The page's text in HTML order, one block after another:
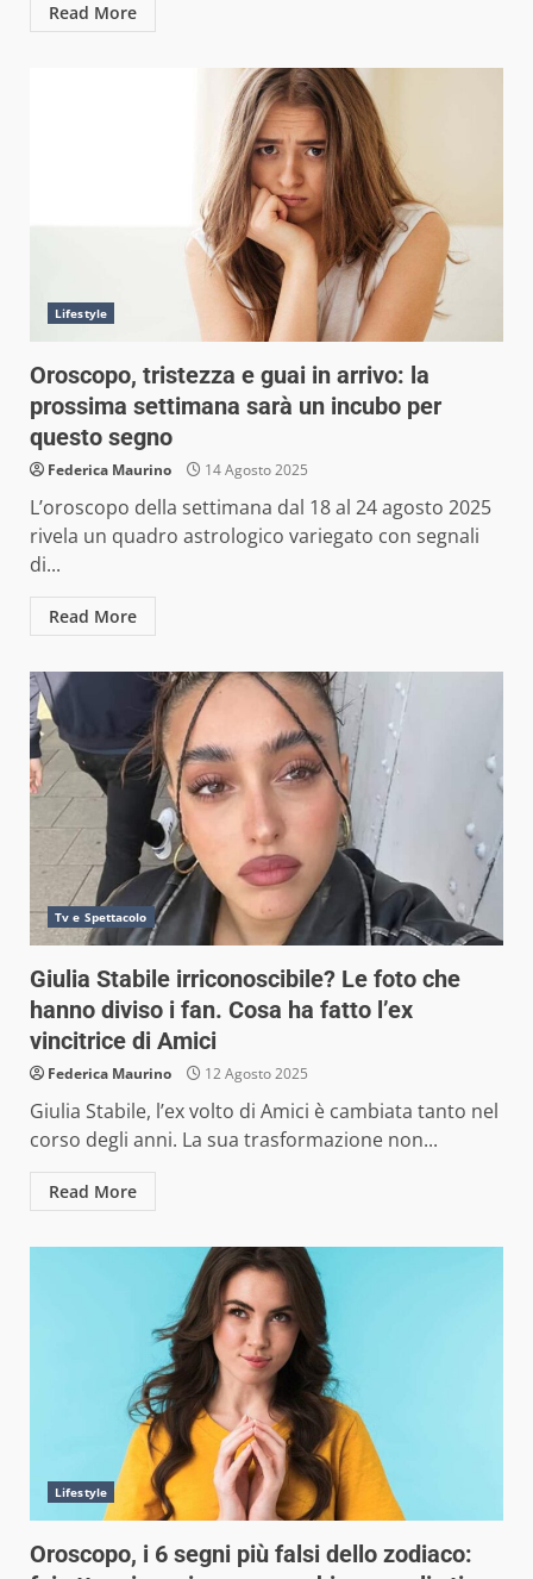
Read More
Lifestyle
Oroscopo, tristezza e guai in arrivo: la
prossima settimana sarà un incubo per
questo segno
Federica Maurino 14 Agosto 2025
L’oroscopo della settimana dal 18 al 24 agosto 2025
rivela un quadro astrologico variegato con segnali
di...
Read More
Tv e Spettacolo
Giulia Stabile irriconoscibile? Le foto che
hanno diviso i fan. Cosa ha fatto l’ex
vincitrice di Amici
Federica Maurino 12 Agosto 2025
Giulia Stabile, l’ex volto di Amici è cambiata tanto nel
corso degli anni. La sua trasformazione non...
Read More
Lifestyle
Oroscopo, i 6 segni più falsi dello zodiaco: